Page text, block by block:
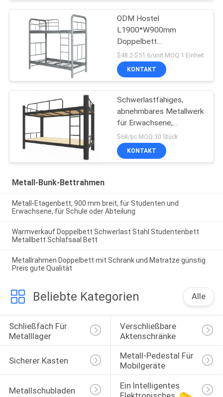
ODM Hostel
L1900*W900mm
Doppelbett
Metallrahmen
$48.2-$51.6/unit MOQ:1 Einheit
KONTAKT
Schwerlastfähiges,
abnehmbares Metallwerk
für Erwachsene,
Doppelbett aus Stahl
$68/pc MOQ:30 Stück
KONTAKT
Metall-Bunk-Bettrahmen
Metall-Etagenbett, 900 mm breit, für Studenten und
Erwachsene, für Schule oder Abteilung
Warmverkauf Doppelbett Schwerlast Stahl Studentenbett
Metallbett Schlafsaal Bett
Metallrahmen Doppelbett mit Schrank und Matratze günstig
Preis gute Qualität
Beliebte Kategorien Alle
Schließfach Für
Metalllager
Verschließbare
Aktenschränke
Sicherer Kasten
Metall-Pedestal Für
Mobilgeräte
Metallschubladen
Ein Intelligentes